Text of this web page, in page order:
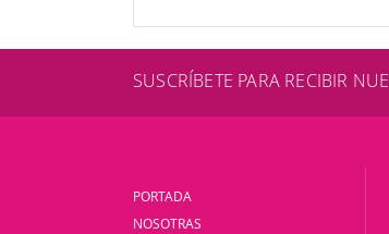
SUSCRÍBETE PARA RECIBIR
PORTADA
NOSOTRAS